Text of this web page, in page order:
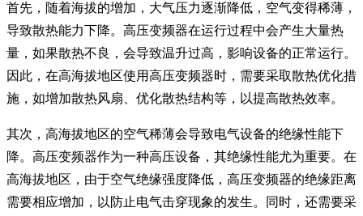
首先，随着海拔的增加，大气压力逐渐降低，空气变得稀薄，
导致散热能力下降。高压变频器在运行过程中会产生大量热
量，如果散热不良，会导致温升过高，影响设备的正常运行。
因此，在高海拔地区使用高压变频器时，需要采取散热优化措
施，如增加散热风扇、优化散热结构等，以提高散热效率。
其次，高海拔地区的空气稀薄会导致电气设备的绝缘性能下
降。高压变频器作为一种高压设备，其绝缘性能尤为重要。在
高海拔地区，由于空气绝缘强度降低，高压变频器的绝缘距离
需要相应增加，以防止电气击穿现象的发生。同时，还需要采